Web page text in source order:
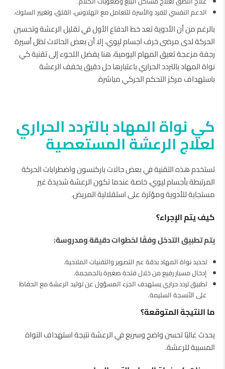
الدعم النفسي للفرد والأسرة للتعامل مع الهلاوس، القلق، وتغيير السلوك.
بالرغم من أن الأدوية تعد خط الدفاع الأول في تقليل الرعشة وتحسين
الحركة لدى مرضى خرف اجسام ليوي، إلا أن بعض الحالات تظل أسيرة
رجفة مزعجة تعيق المهام اليومية، هنا يفضل اللجوء إلى تقنية كي
نواة المهاد بالتردد الحراري باعتبارها حل دقيق يخفف الرعشة
باستهداف مركز التحكم الحركي مباشرة.
كي نواة المهاد بالتردد الحراري
لعلاج الرعشة المستعصية
تستخدم هذه التقنية في بعض حالات باركنسون واضطرابات الحركة
المرتبطة بأجسام ليوي، خاصة عندما تكون الرعشة شديدة غير
مستجابة للأدوية ومؤثرة على استقلالية المريض.
كيف يتم الإجراء؟
يتم تطبيق التدخل وفقًا لخطوات دقيقة ومدروسة:
تحديد نواة المهاد بدقة عبر التصوير والتقنيات الملاحية.
إدخال مسبار رفيع من خلال فتحة صغيرة بالجمجمة.
تطبيق تردد حراري يستهدف الجزء المسؤول عن توليد الرعشة مع الحفاظ
على الأنسجة السليمة.
ما النتيجة المتوقعة؟
يحدث غالبًا تحسن واضح وسريع في الرعشة نتيجة استهداف النواة
المسببة للرعشة.